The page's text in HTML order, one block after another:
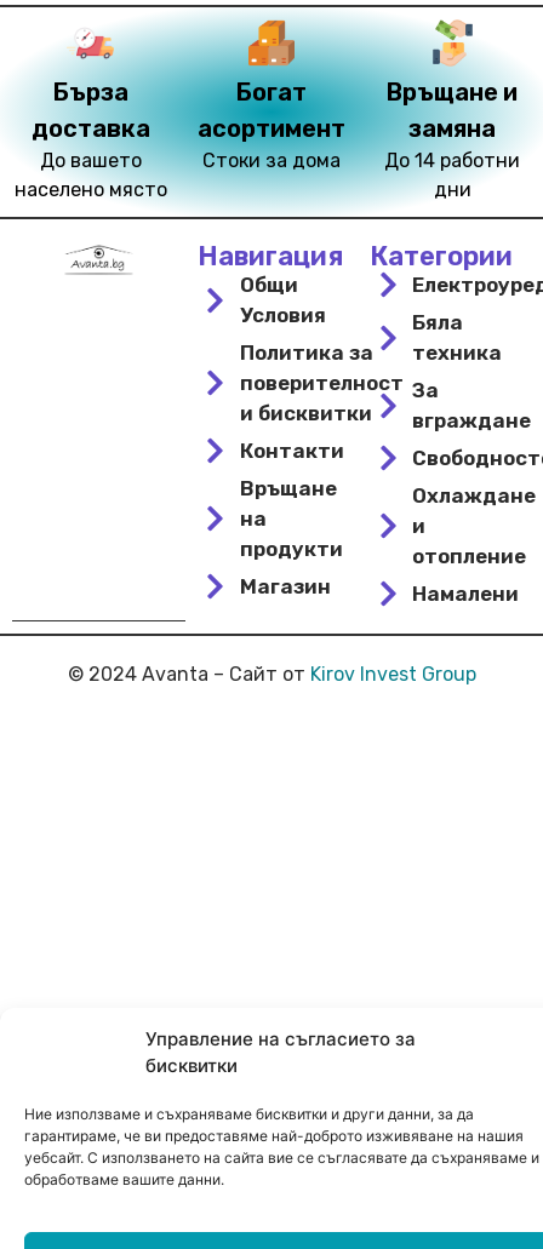
Управление на съгласието за
бисквитки
Ние използваме и съхраняваме бисквитки и други данни, за да
гарантираме, че ви предоставяме най-доброто изживяване на нашия
уебсайт. С използването на сайта вие се съгласявате да съхраняваме и
обработваме вашите данни.
Бърза
доставка
До вашето
населено място
Богат
асортимент
Стоки за дома
Връщане и
замяна
До 14 работни
дни
Навигация
Общи
Условия
Политика за
поверителност
и бисквитки
Контакти
Връщане
на
продукти
Магазин
Категории
Бяла
техника
За
вграждане
Охлаждане
и
отопление
Намалени
© 2024 Avanta – Сайт от Kirov Invest Group